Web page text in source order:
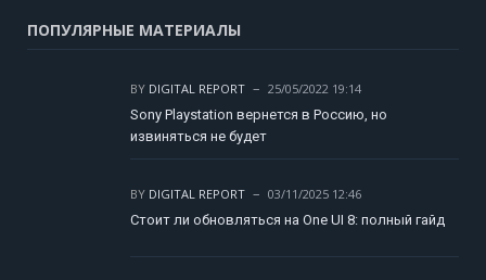
ПОПУЛЯРНЫЕ МАТЕРИАЛЫ
BY DIGITAL REPORT
25/05/2022 19:14
Sony Playstation вернется в Россию, но
извиняться не будет
BY DIGITAL REPORT
03/11/2025 12:46
Стоит ли обновляться на One UI 8: полный гайд